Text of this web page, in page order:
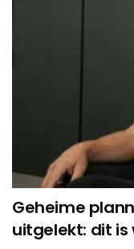
Geheime
uitgelekt: dit